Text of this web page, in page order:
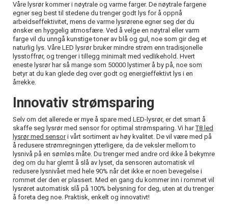
Våre lysrør kommer i nøytrale og varme farger. De nøytrale fargene
egner seg best til stedene du trenger godt lys for å oppnå
arbeidseffektivitet, mens de varme lysrørene egner seg der du
ønsker en hyggelig atmosfære. Ved å velge en nøytral eller varm
farge vil du unngå kunstige toner av blå og gul, noe som gir deg et
naturlig lys. Våre LED lysrør bruker mindre strøm enn tradisjonelle
lysstoffrør, og trenger i tillegg minimalt med vedlikehold. Hvert
eneste lysrør har så mange som 50000 lystimer å by på, noe som
betyr at du kan glede deg over godt og energieffektivt lys i en
årrekke.
Innovativ strømsparing
Selv om det allerede er mye å spare med LED-lysrør, er det smart å
skaffe seg lysrør med sensor for optimal strømsparing. Vi harT8 led
lysrør med sensori vårt sortiment av høy kvalitet. De vil være med på
å redusere strømregningen ytterligere, da de veksler mellom to
lysnivå på en sømløs måte. Du trenger med andre ord ikke å bekymre
deg om du har glemt å slå av lyset, da sensoren automatisk vil
redusere lysnivået med hele 90% når det ikke er noen bevegelse i
rommet der den er plassert. Med en gang du kommer inn i rommet vil
lysrøret automatisk slå på 100% belysning for deg, uten at du trenger
å foreta deg noe. Praktisk, enkelt og innovativt!